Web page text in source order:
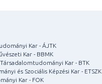
Kar - ÁJTK
Kar - BBMK
Kar - BTK
és Szociális Képzési Kar - ETSZK
Kar - FOK